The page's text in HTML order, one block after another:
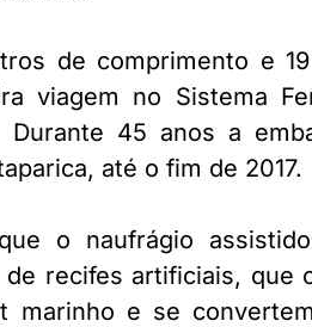
de comprimento e
viagem no Sistema
Durante 45 anos a
até o fim de 2017.
o naufrágio
recifes artificiais, que
marinho e se